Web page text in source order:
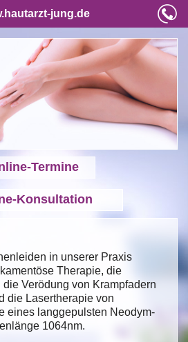
jung.de
Termine
Konsultation
in unserer Praxis
Therapie, die
Verödung von Krampfadern
die Lasertherapie von
eines langgepulsten Neodym-
1064nm.